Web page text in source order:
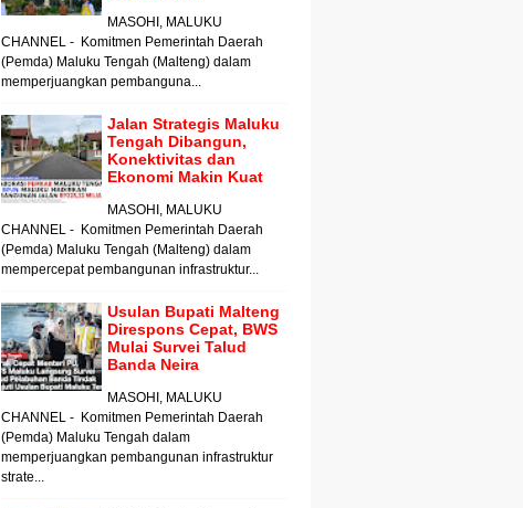
MASOHI, MALUKU
CHANNEL - Komitmen Pemerintah Daerah
(Pemda) Maluku Tengah (Malteng) dalam
memperjuangkan pembanguna...
Jalan Strategis Maluku
Tengah Dibangun,
Konektivitas dan
Ekonomi Makin Kuat
MASOHI, MALUKU
CHANNEL - Komitmen Pemerintah Daerah
(Pemda) Maluku Tengah (Malteng) dalam
mempercepat pembangunan infrastruktur...
Usulan Bupati Malteng
Direspons Cepat, BWS
Mulai Survei Talud
Banda Neira
MASOHI, MALUKU
CHANNEL - Komitmen Pemerintah Daerah
(Pemda) Maluku Tengah dalam
memperjuangkan pembangunan infrastruktur
strate...